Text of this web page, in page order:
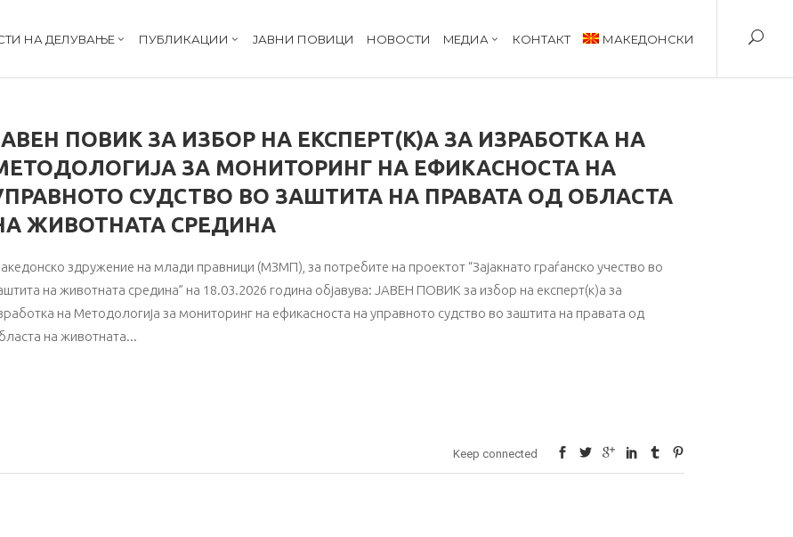
НА ДЕЛУВАЊЕ ПУБЛИКАЦИИ ЈАВНИ ПОВИЦИ НОВОСТИ MЕДИА КОНТАКТ МАКЕДОНСКИ
ПОВИК ЗА ИЗБОР НА ЕКСПЕРТ(К)А ЗА ИЗРАБОТКА НА
ЗА МОНИТОРИНГ НА ЕФИКАСНОСТА НА
СУДСТВО ВО ЗАШТИТА НА ПРАВАТА ОД ОБЛАСТА
ЖИВОТНАТА СРЕДИНА
здружение на млади правници (МЗМП), за потребите на проектот “Зајакнато граѓанско учество во
на животната средина” на 18.03.2026 година објавува: ЈАВЕН ПОВИК за избор на експерт(к)а за
на Методологија за мониторинг на ефикасноста на управното судство во заштита на правата од
на животната
Keep connected